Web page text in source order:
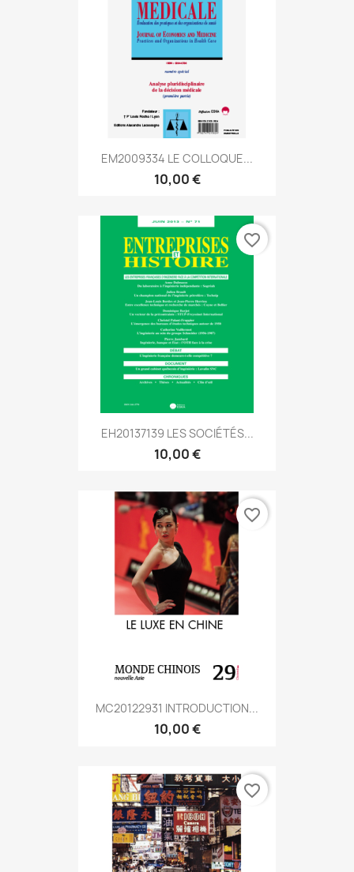
EM2009334 LE COLLOQUE...
10,00 €
EH20137139 LES SOCIÉTÉS...
10,00 €
favorite_border
MC20122931 INTRODUCTION...
10,00 €
favorite_border
favorite_border